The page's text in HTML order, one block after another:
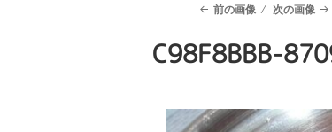
前の画像 次の画像
C98F8BBB-